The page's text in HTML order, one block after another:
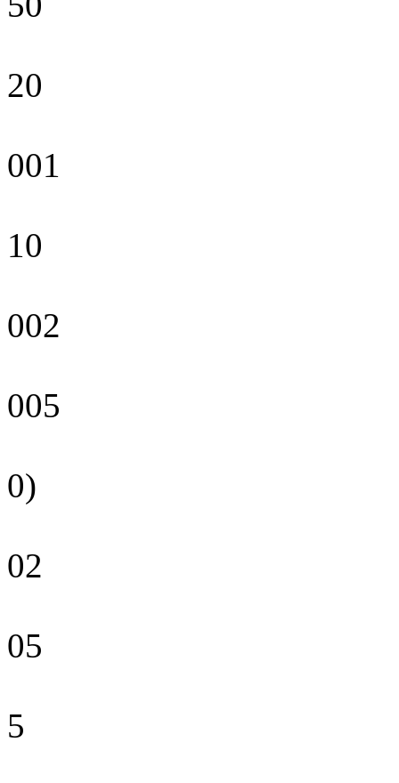
20
001
10
002
005
0)
02
05
5